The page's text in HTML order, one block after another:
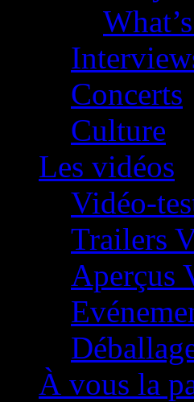
Concerts
Culture
Les vidéos
Vidéo-
Trailers
Aperçus
À vous la